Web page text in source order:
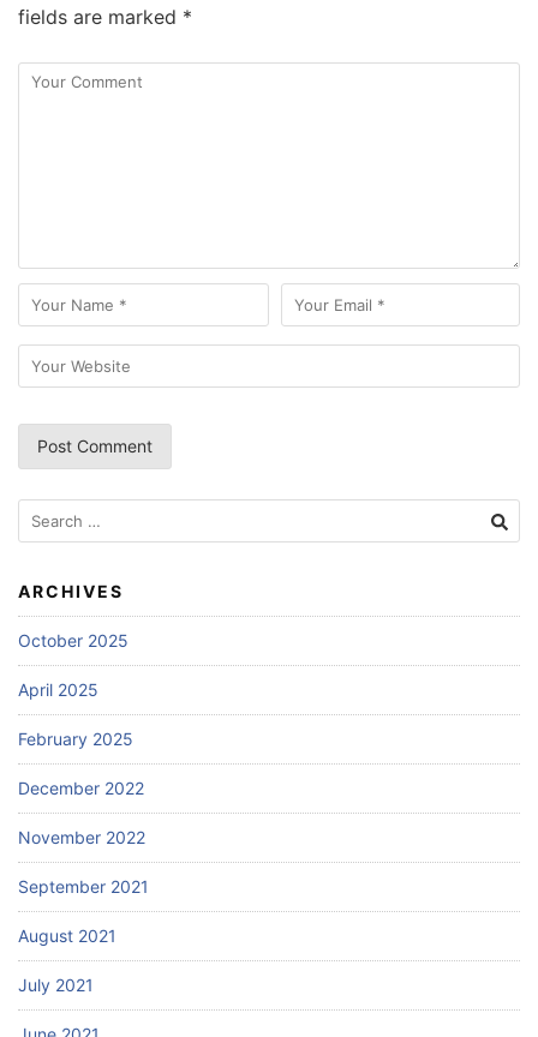
fields are marked *
Search
for:
ARCHIVES
October 2025
April 2025
February 2025
December 2022
November 2022
September 2021
August 2021
July 2021